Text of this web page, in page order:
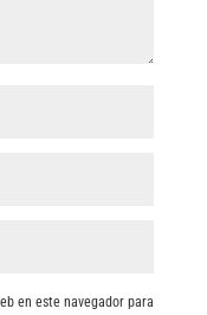
en este navegador para